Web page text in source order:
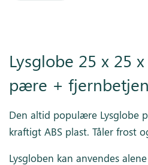
Lysglobe 25 x 25
pære +
Den altid populære Lysglobe
kraftigt ABS plast. Tåler frost
Lysgloben kan anvendes